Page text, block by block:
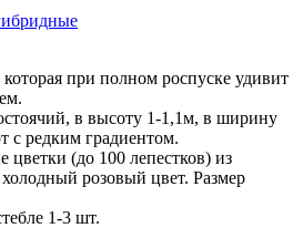
которая при полном роспуске удивит
в высоту 1-1,1м, в ширину
с редким градиентом.
(до 100 лепестков) из
розовый цвет. Размер
1-3 шт.